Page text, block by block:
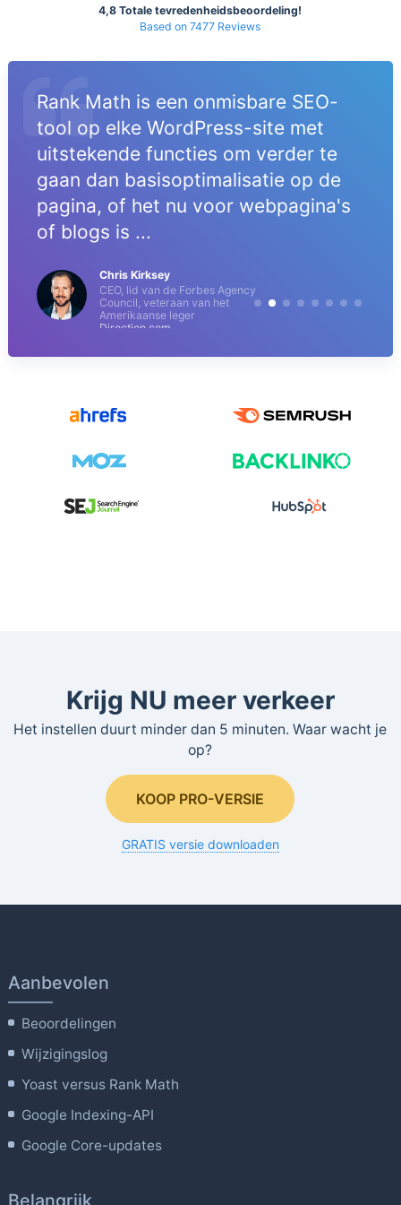
4,8 Totale tevredenheidsbeoordeling!
Based on 7477 Reviews
Rank Math is een onmisbare SEO-
tool op elke WordPress-site met
uitstekende functies om verder te
gaan dan basisoptimalisatie op de
pagina, of het nu voor webpagina's
of blogs is ...
Chris Kirksey
CEO, lid van de Forbes Agency
Council, veteraan van het
Amerikaanse leger
Direction.com
Krijg NU meer verkeer
Het instellen duurt minder dan 5 minuten. Waar wacht je
op?
KOOP PRO-VERSIE
GRATIS versie downloaden
Aanbevolen
Beoordelingen
Wijzigingslog
Yoast versus Rank Math
Google Indexing-API
Google Core-updates